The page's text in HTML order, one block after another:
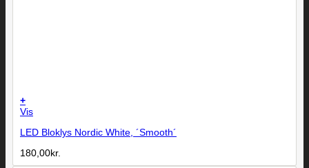
+
Vis
LED Bloklys Nordic White, ´Smooth´
180,00kr.